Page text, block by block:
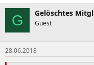
G Gelöschtes
Guest
28.06.2018